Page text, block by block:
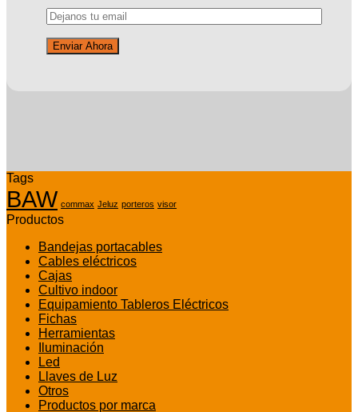
Tags
BAW commax Jeluz porteros visor
Productos
Bandejas portacables
Cables eléctricos
Cajas
Cultivo indoor
Equipamiento Tableros Eléctricos
Fichas
Herramientas
Iluminación
Led
Llaves de Luz
Otros
Productos por marca